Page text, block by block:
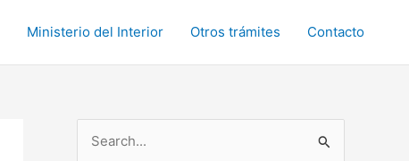
Ministerio del Interior Otros trámites Contacto